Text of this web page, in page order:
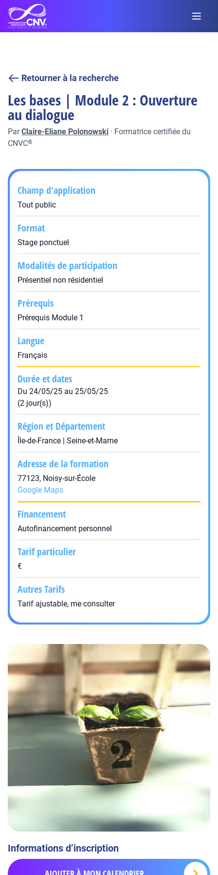
Retourner à la recherche
Les bases | Module 2 : Ouverture
au dialogue
ParClaire-Eliane Polonowski · Formatrice certifiée du
CNVC®
Champ d'application
Tout public
Format
Stage ponctuel
Modalités de participation
Présentiel non résidentiel
Prérequis
Prérequis Module 1
Langue
Français
Durée et dates
Du 24/05/25 au 25/05/25
(2 jour(s))
Région et Département
Île-de-France | Seine-et-Marne
Adresse de la formation
77123, Noisy-sur-École
Google Maps
Financement
Autofinancement personnel
Tarif particulier
€
Autres Tarifs
Tarif ajustable, me consulter
Informations d’inscription